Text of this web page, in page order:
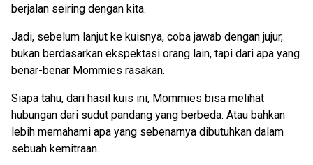
berjalan seiring dengan kita.
Jadi, sebelum lanjut ke kuisnya, coba jawab dengan jujur,
bukan berdasarkan ekspektasi orang lain, tapi dari apa yang
benar-benar Mommies rasakan.
Siapa tahu, dari hasil kuis ini, Mommies bisa melihat
hubungan dari sudut pandang yang berbeda. Atau bahkan
lebih memahami apa yang sebenarnya dibutuhkan dalam
sebuah kemitraan.